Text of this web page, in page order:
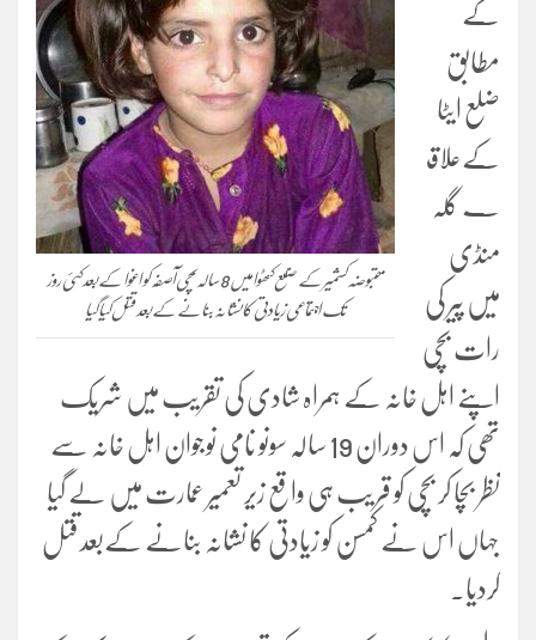
مقبوضہ کشمیر کے ضلع کٹھوا میں 8 سالہ بچی آصفہ کو اغوا کے بعد کئی روز
تک اجتماعی زیادتی کا نشانہ بنانے کے بعد قتل کیا گیا
کے
مطابق
ضلع ایٹا
کےعلاق
ے گلہ
منڈی
میں پیر کی
رات بچی
اپنے اہل خانہ کے ہمراہ شادی کی تقریب میں شریک
تھی کہ اس دوران 19 سالہ سونو نامی نوجوان اہل خانہ سے
نظر بچا کر بچی کو قریب ہی واقع زیر تعمیر عمارت میں لے گیا
جہاں اس نے کمسن کو زیادتی کا نشانہ بنانے کےبعد قتل
کردیا۔